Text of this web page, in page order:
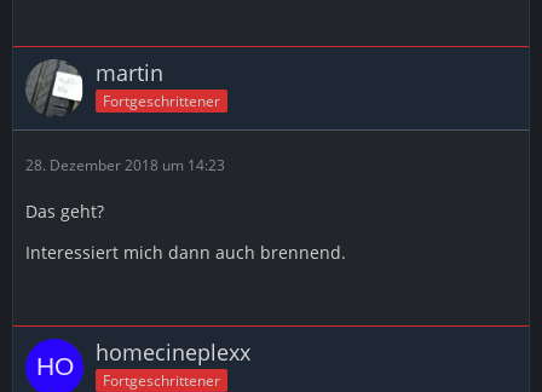
martin
Fortgeschrittener
28. Dezember 2018 um 14:23
Das geht?
Interessiert mich dann auch brennend.
homecineplexx
Fortgeschrittener